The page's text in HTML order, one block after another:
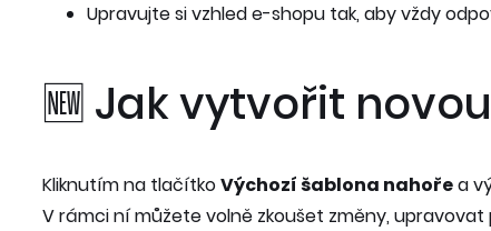
Upravujte si vzhled e-shopu tak, aby vždy
🆕 Jak vytvořit
Kliknutím na tlačítkoVýchozí šablona nahořea
V rámci ní můžete volně zkoušet změny,